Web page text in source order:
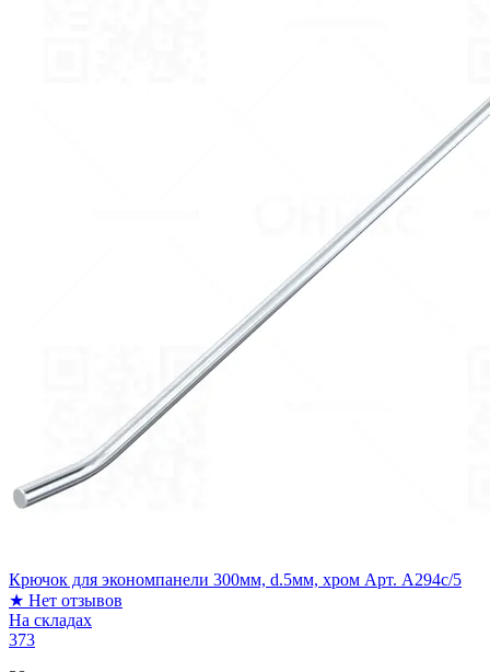
Крючок для экономпанели 300мм, d.5мм, хром Арт. A294c/5
★ Нет отзывов
На складах
373